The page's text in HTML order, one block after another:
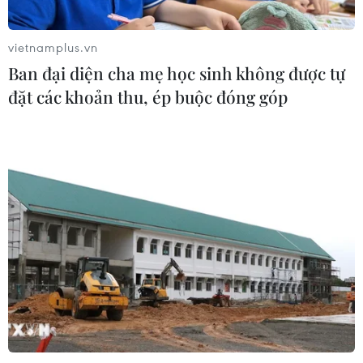
nhãn hiệu nổi tiếng tại Đắk Lắk
04/08/2026 14:34
Ba tỉnh biên giới đề xuất giải pháp
04/08/2026 14:20
Xem thêm
CƠ QUAN CHỦ QUẢN: THÔNG TẤN XÃ VIỆT NAM
vietnamplus.vn
Ban đại diện cha mẹ học sinh không được tự
đặt các khoản thu, ép buộc đóng góp